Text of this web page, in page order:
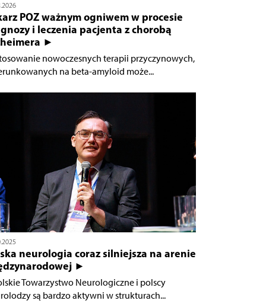
POZ ważnym ogniwem w procesie
i leczenia pacjenta z chorobą
►
nowoczesnych terapii przyczynowych,
na beta-amyloid może...
neurologia coraz silniejsza na arenie
►
Towarzystwo Neurologiczne i polscy
są bardzo aktywni w strukturach...